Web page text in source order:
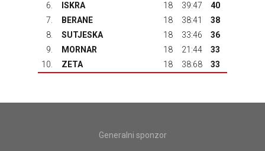
6.
ISKRA 18 39:47
40
7.
BERANE 18 38:41
38
8.
SUTJESKA 18 33:46
36
9.
MORNAR 18 21:44
33
10.
ZETA 18 38:68 33
Generalni sponzor